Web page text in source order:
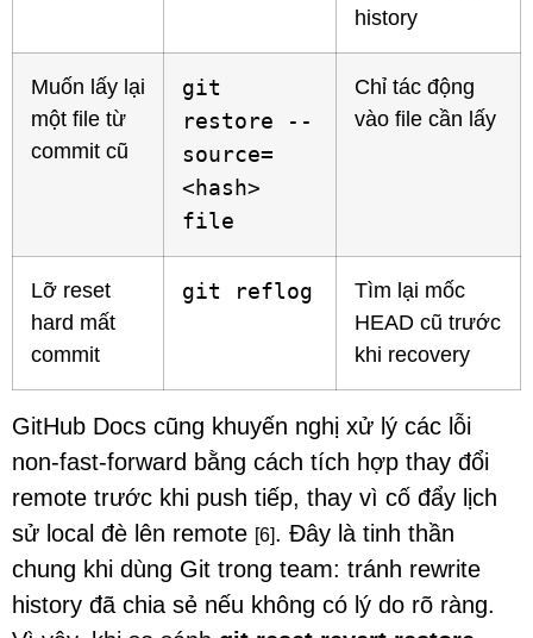
history
Muốn lấy lại
một file từ
commit cũ
git
restore --
source=
<hash>
file
Chỉ tác động
vào file cần lấy
Lỡ reset
hard mất
commit
git reflog
Tìm lại mốc
HEAD cũ trước
khi recovery
GitHub Docs cũng khuyến nghị xử lý các lỗi
non-fast-forward bằng cách tích hợp thay đổi
remote trước khi push tiếp, thay vì cố đẩy lịch
sử local đè lên remote [6]. Đây là tinh thần
chung khi dùng Git trong team: tránh rewrite
history đã chia sẻ nếu không có lý do rõ ràng.